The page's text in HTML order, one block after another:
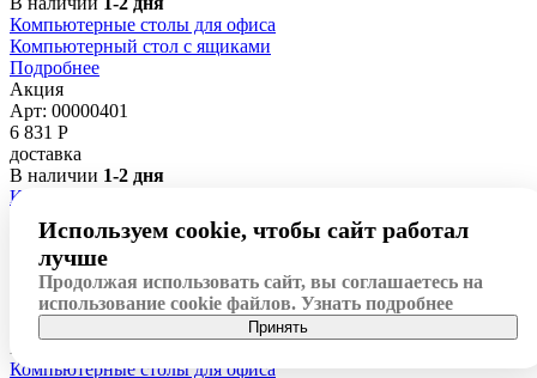
Компьютерные столы для офиса
Компьютерный стол с ящиками
Подробнее
Акция
Арт: 00000401
6 831 Р
доставка
В наличии 1-2 дня
Компьютерные столы для офиса
Стол компьютерный
Подробнее
Акция
Арт: 00000402
5 155Р
Компьютерные столы для офиса
Используем cookie, чтобы сайт работал
лучше
Продолжая использовать сайт, вы соглашаетесь на
использование cookie файлов. Узнать подробнее
Принять